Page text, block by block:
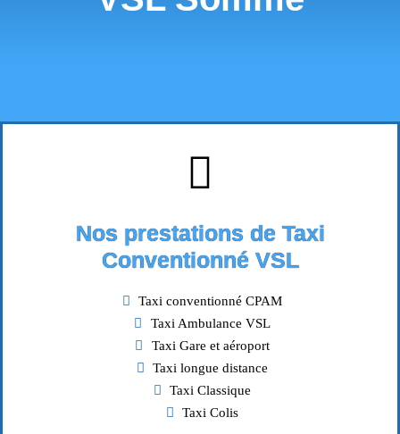
Nos prestations de Taxi
Conventionné VSL
Taxi conventionné CPAM
Taxi Ambulance VSL
Taxi Gare et aéroport
Taxi longue distance
Taxi Classique
Taxi Colis